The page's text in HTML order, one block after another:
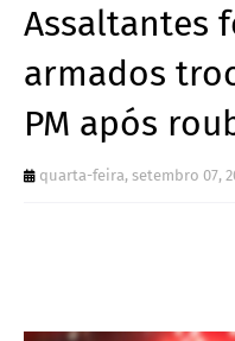
Assaltantes
armados
PM após
quarta-feira, setembro 07,